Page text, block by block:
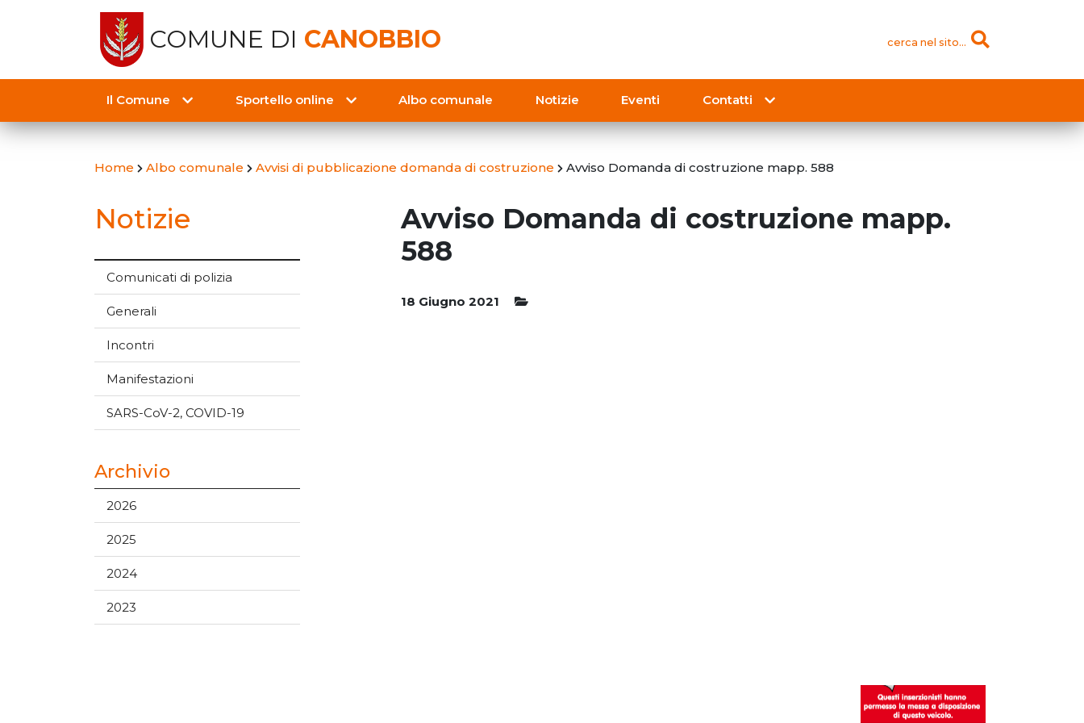
COMUNE DI CANOBBIO cerca nel sito...
Il Comune Sportello online Albo comunale Notizie Eventi Contatti
Home Albo comunale Avvisi di pubblicazione domanda di costruzione Avviso Domanda di costruzione mapp. 588
Notizie
Comunicati di polizia
Generali
Incontri
Manifestazioni
SARS-CoV-2, COVID-19
Archivio
2026
2025
2024
2023
Avviso Domanda di costruzione mapp.
588
18 Giugno 2021